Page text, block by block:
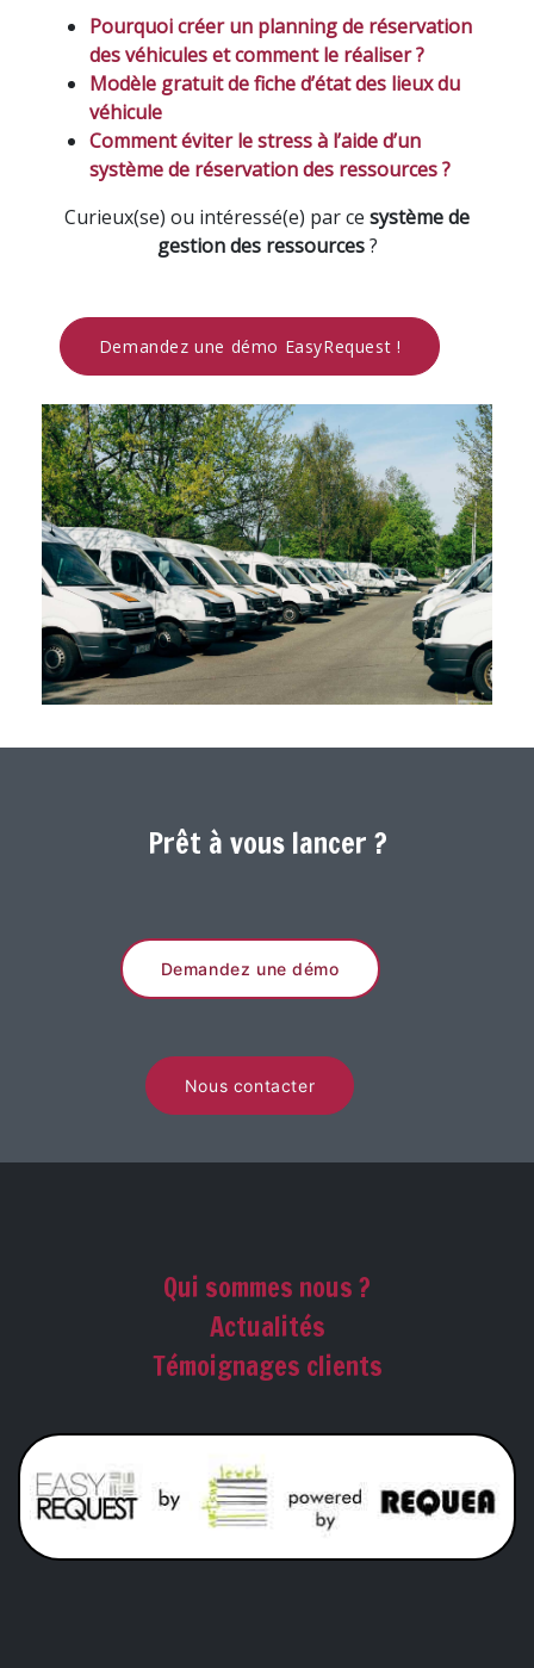
Pourquoi créer un planning de réservation
des véhicules et comment le réaliser ?
Modèle gratuit de fiche d’état des lieux du
véhicule
Comment éviter le stress à l’aide d’un
système de réservation des ressources ?
Curieux(se) ou intéressé(e) par ce système de
gestion des ressources?
Demandez une démo EasyRequest !
Prêt à vous lancer ?
Demandez une démo
Nous contacter
Qui sommes nous ?
Actualités
Témoignages clients